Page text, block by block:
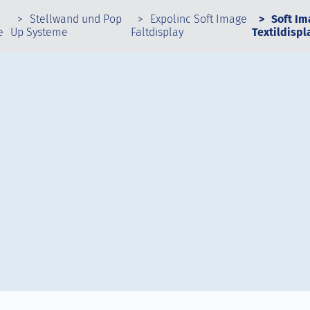
Stellwand und Pop
Up Systeme
Expolinc Soft Image
Faltdisplay
Soft